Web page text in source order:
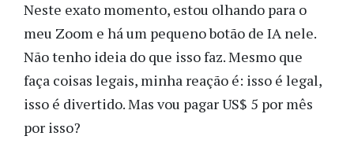
Neste exato momento, estou olhando para o
meu Zoom e há um pequeno botão de IA nele.
Não tenho ideia do que isso faz. Mesmo que
faça coisas legais, minha reação é: isso é legal,
isso é divertido. Mas vou pagar US$ 5 por mês
por isso?